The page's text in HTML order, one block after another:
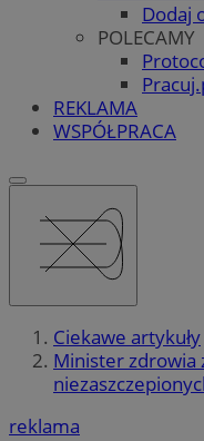
Dodaj
POLECAMY
REKLAMA
WSPÓŁPRACA
Ciekawe artykuły
Minister zdrowia
reklama